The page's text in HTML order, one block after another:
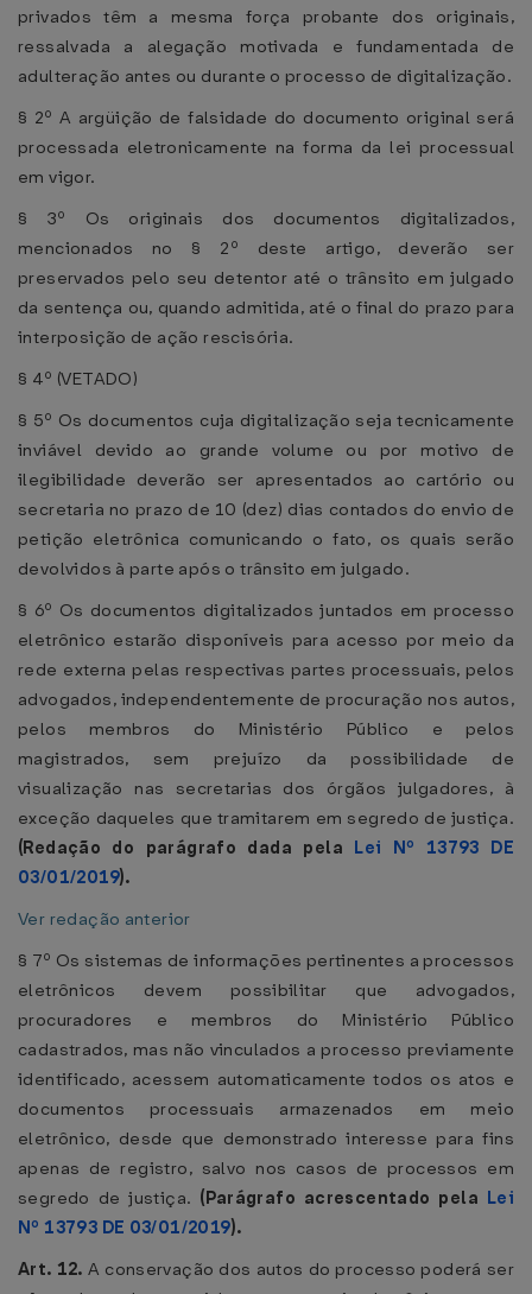
privados têm a mesma força probante dos originais,
ressalvada a alegação motivada e fundamentada de
adulteração antes ou durante o processo de digitalização.
§ 2º A argüição de falsidade do documento original será
processada eletronicamente na forma da lei processual
em vigor.
§ 3º Os originais dos documentos digitalizados,
mencionados no § 2º deste artigo, deverão ser
preservados pelo seu detentor até o trânsito em julgado
da sentença ou, quando admitida, até o final do prazo para
interposição de ação rescisória.
§ 4º (VETADO)
§ 5º Os documentos cuja digitalização seja tecnicamente
inviável devido ao grande volume ou por motivo de
ilegibilidade deverão ser apresentados ao cartório ou
secretaria no prazo de 10 (dez) dias contados do envio de
petição eletrônica comunicando o fato, os quais serão
devolvidos à parte após o trânsito em julgado.
§ 6º Os documentos digitalizados juntados em processo
eletrônico estarão disponíveis para acesso por meio da
rede externa pelas respectivas partes processuais, pelos
advogados, independentemente de procuração nos autos,
pelos membros do Ministério Público e pelos
magistrados, sem prejuízo da possibilidade de
visualização nas secretarias dos órgãos julgadores, à
exceção daqueles que tramitarem em segredo de justiça.
(Redação do parágrafo dada pela Lei Nº 13793 DE
03/01/2019).
Ver redação anterior
§ 7º Os sistemas de informações pertinentes a processos
eletrônicos devem possibilitar que advogados,
procuradores e membros do Ministério Público
cadastrados, mas não vinculados a processo previamente
identificado, acessem automaticamente todos os atos e
documentos processuais armazenados em meio
eletrônico, desde que demonstrado interesse para fins
apenas de registro, salvo nos casos de processos em
segredo de justiça. (Parágrafo acrescentado pela Lei
Nº 13793 DE 03/01/2019).
Art. 12. A conservação dos autos do processo poderá ser